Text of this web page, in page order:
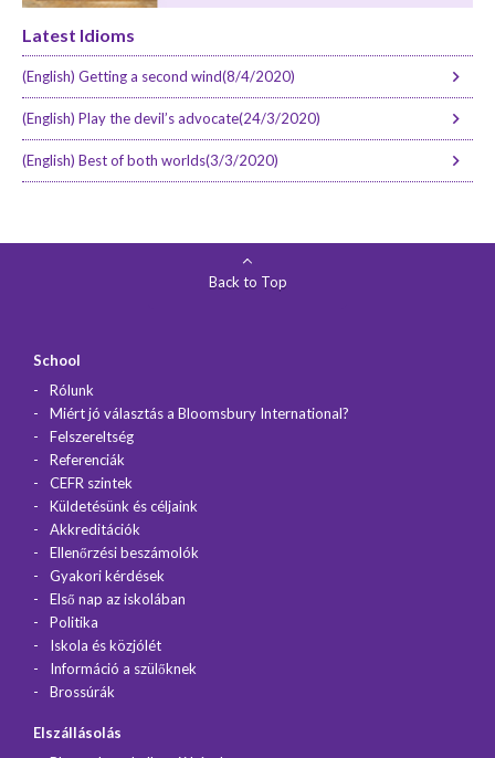
Latest Idioms
(English) Getting a second wind(8/4/2020)
(English) Play the devil’s advocate(24/3/2020)
(English) Best of both worlds(3/3/2020)
Back to Top
School
Rólunk
Miért jó választás a Bloomsbury International?
Felszereltség
Referenciák
CEFR szintek
Küldetésünk és céljaink
Akkreditációk
Ellenőrzési beszámolók
Gyakori kérdések
Első nap az iskolában
Politika
Iskola és közjólét
Információ a szülőknek
Brossúrák
Elszállásolás